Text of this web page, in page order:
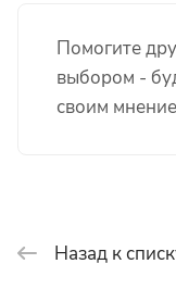
Помогите
выбором -
своим
Назад к